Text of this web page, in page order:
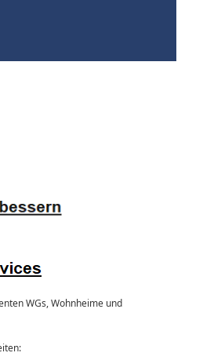
WGs, Wohnheime und